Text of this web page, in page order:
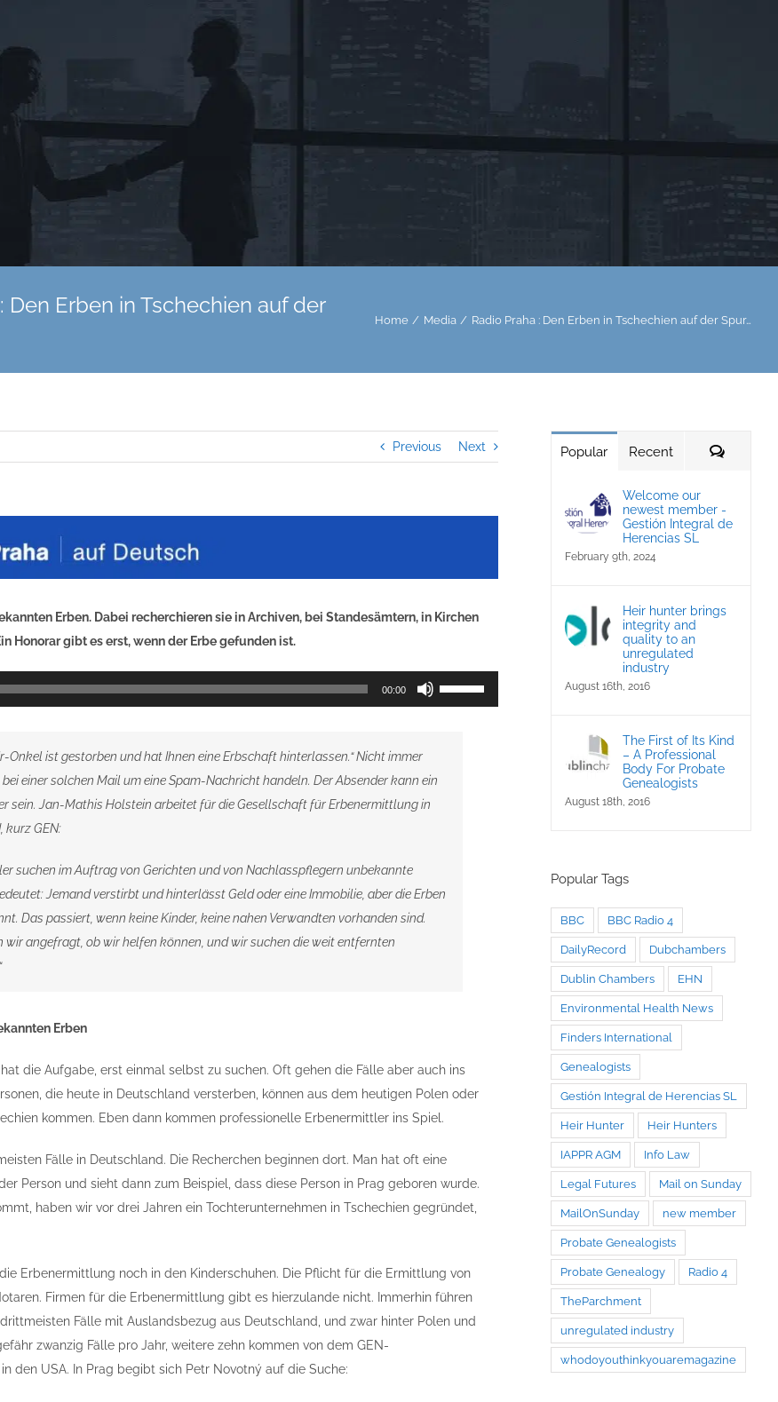
Den Erben in Tschechien auf der
Home Media Radio Praha : Den Erben in Tschechien auf der Spur…
Previous Next
Erben. Dabei recherchieren sie in Archiven, bei Standesämtern, in Kirchen
Honorar gibt es erst, wenn der Erbe gefunden ist.
00:00
Up/Down
Onkel ist gestorben und hat Ihnen eine Erbschaft hinterlassen.“ Nicht immer
einer solchen Mail um eine Spam-Nachricht handeln. Der Absender kann ein
sein. Jan-Mathis Holstein arbeitet für die Gesellschaft für Erbenermittlung in
kurz GEN:
suchen im Auftrag von Gerichten und von Nachlasspflegern unbekannte
Jemand verstirbt und hinterlässt Geld oder eine Immobilie, aber die Erben
Das passiert, wenn keine Kinder, keine nahen Verwandten vorhanden sind.
wir angefragt, ob wir helfen können, und wir suchen die weit entfernten
Erben
die Aufgabe, erst einmal selbst zu suchen. Oft gehen die Fälle aber auch ins
die heute in Deutschland versterben, können aus dem heutigen Polen oder
kommen. Eben dann kommen professionelle Erbenermittler ins Spiel.
Fälle in Deutschland. Die Recherchen beginnen dort. Man hat oft eine
Person und sieht dann zum Beispiel, dass diese Person in Prag geboren wurde.
haben wir vor drei Jahren ein Tochterunternehmen in Tschechien gegründet,
Erbenermittlung noch in den Kinderschuhen. Die Pflicht für die Ermittlung von
Firmen für die Erbenermittlung gibt es hierzulande nicht. Immerhin führen
Fälle mit Auslandsbezug aus Deutschland, und zwar hinter Polen und
zwanzig Fälle pro Jahr, weitere zehn kommen von dem GEN-
den USA. In Prag begibt sich Petr Novotný auf die Suche:
Popular Recent
Welcome our
newest member -
Gestión Integral de
Herencias SL
February 9th, 2024
Heir hunter brings
integrity and
quality to an
unregulated
industry
August 16th, 2016
The First of Its Kind
– A Professional
Body For Probate
Genealogists
August 18th, 2016
Popular Tags
BBC BBC Radio 4
DailyRecord Dubchambers
Dublin Chambers EHN
Environmental Health News
Finders International
Genealogists
Gestión Integral de Herencias SL
Heir Hunter Heir Hunters
IAPPR AGM Info Law
Legal Futures Mail on Sunday
MailOnSunday new member
Probate Genealogists
Probate Genealogy Radio 4
TheParchment
unregulated industry
whodoyouthinkyouaremagazine